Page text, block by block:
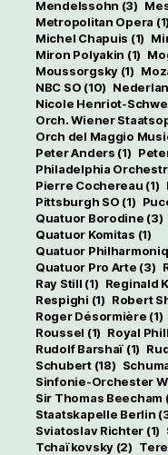
Mendelssohn (3)
Metropolitan Opera (1)
Michel Chapuis (1)
Miron Polyakin (1)
Moussorgsky(1)
NBC SO (10)
Nicole Henriot-
Orch. Wiener
Orch del Maggio
Peter Anders (1)
Philadelphia
Pierre Cochereau (1)
Pittsburgh SO (1)
Quatuor Borodine (3)
Quatuor Komitas (1)
Quatuor
Quatuor Pro Arte (3)
Ray Still (1) Reginald
Respighi (1) Robert
Roger Désormière (1)
Roussel (1) Royal
Rudolf Barshaï (1)
Schubert(18)
Sinfonie-Orchester
Sir Thomas Beecham
Staatskapelle Berlin
Sviatoslav Richter (1)
Tchaïkovsky(2)